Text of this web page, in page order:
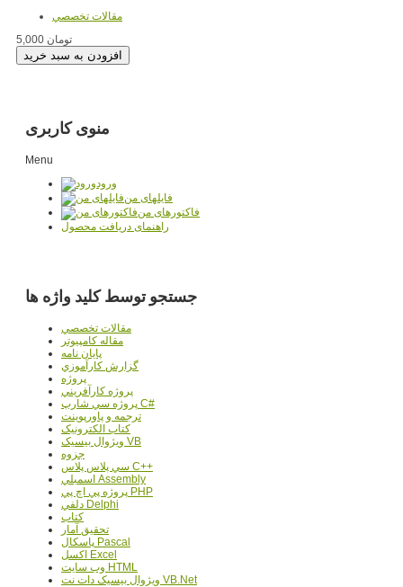
مقالات تخصصي
5,000 تومان
منوی کاربری
Menu
ورود
فایلهای من
فاکتورهای من
راهنمای دریافت محصول
جستجو توسط کلید واژه ها
مقالات تخصصي
مقاله کامپیوتر
پایان نامه
گزارش کارآموزي
پروژه
پروژه کارآفريني
پروژه سي شارپ C#
ترجمه و پاورپوينت
کتاب الکترونيک
ويژوال بيسيک VB
جزوه
سي پلاس پلاس C++
اسمبلي Assembly
پروژه پي اچ پي PHP
دلفي Delphi
کتاب
تحقيق آمار
پاسکال Pascal
اکسل Excel
وب سايت HTML
ويژوال بيسيک دات نت VB.Net